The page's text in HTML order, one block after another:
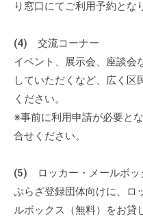
の
出
な
ど
を
こ
な
っ
り窓口にてご利用予約とな
(4) 交流コーナー
イベント、展示会、座談会
していただくなど、広く区
ください。
※事前に利用申請が必要と
合せください。
(5) ロッカー・メールボッ
ぷらざ登録団体向けに、ロ
ルボックス（無料）をお貸